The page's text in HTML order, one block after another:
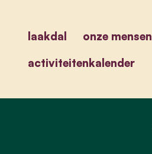
laakdal onze mensen
activiteitenkalender